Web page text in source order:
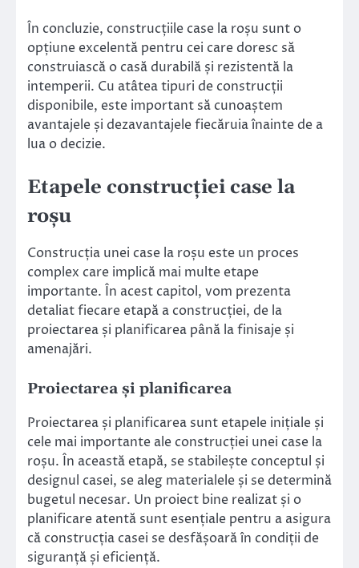
În concluzie, construcțiile case la roșu sunt o
opțiune excelentă pentru cei care doresc să
construiască o casă durabilă și rezistentă la
intemperii. Cu atâtea tipuri de construcții
disponibile, este important să cunoaștem
avantajele și dezavantajele fiecăruia înainte de a
lua o decizie.
Etapele construcției case la
roșu
Construcția unei case la roșu este un proces
complex care implică mai multe etape
importante. În acest capitol, vom prezenta
detaliat fiecare etapă a construcției, de la
proiectarea și planificarea până la finisaje și
amenajări.
Proiectarea și planificarea
Proiectarea și planificarea sunt etapele inițiale și
cele mai importante ale construcției unei case la
roșu. În această etapă, se stabilește conceptul și
designul casei, se aleg materialele și se determină
bugetul necesar. Un proiect bine realizat și o
planificare atentă sunt esențiale pentru a asigura
că construcția casei se desfășoară în condiții de
siguranță și eficiență.